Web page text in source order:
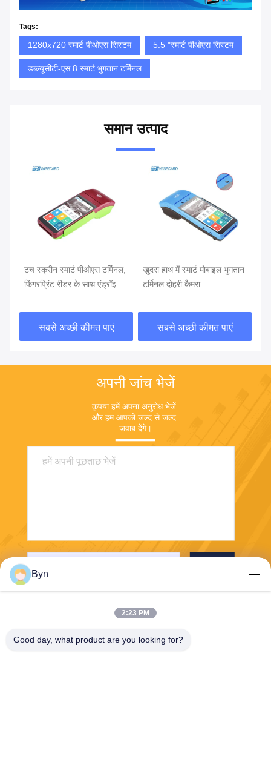
Tags:
1280x720 स्मार्ट पीओएस सिस्टम 5.5 "स्मार्ट पीओएस सिस्टम
डब्ल्यूसीटी-एस 8 स्मार्ट भुगतान टर्मिनल
समान उत्पाद
टच स्क्रीन स्मार्ट पीओएस टर्मिनल,
फिंगरप्रिंट रीडर के साथ एंड्रॉइड
सबसे अच्छी कीमत पाएं
खुदरा हाथ में स्मार्ट मोबाइल भुगतान
टर्मिनल दोहरी कैमरा
सबसे अच्छी कीमत पाएं
अपनी जांच भेजें
कृपया हमें अपना अनुरोध भेजें
और हम आपको जल्द से जल्द
जवाब देंगे।
Byn
2:23 PM
Good day, what product are you looking for?